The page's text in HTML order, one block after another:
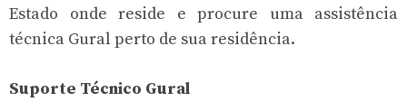
Estado onde reside e procure uma assistência
técnica Gural perto de sua residência.
Suporte Técnico Gural